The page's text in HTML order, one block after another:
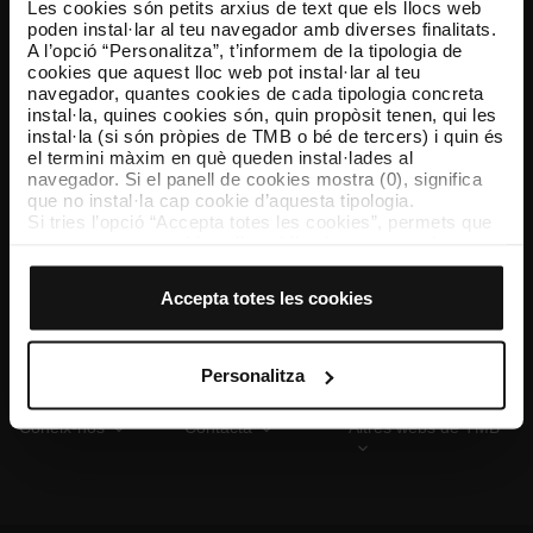
Les cookies són petits arxius de text que els llocs web
poden instal·lar al teu navegador amb diverses finalitats.
A l’opció “Personalitza”, t’informem de la tipologia de
cookies que aquest lloc web pot instal·lar al teu
navegador, quantes cookies de cada tipologia concreta
instal·la, quines cookies són, quin propòsit tenen, qui les
instal·la (si són pròpies de TMB o bé de tercers) i quin és
el termini màxim en què queden instal·lades al
navegador. Si el panell de cookies mostra (0), significa
que no instal·la cap cookie d’aquesta tipologia.
Si tries l’opció “Accepta totes les cookies”, permets que
El selector que es troba a la dreta de cada tipologia de
cookies d’aquella classe.
Un cop hagis marcat les teves preferències, has de fer
clic sobre “Selecciona i configura”. Així, s’instal·laran
només les cookies de la tipologia que hagis seleccionat
personalització, perquè permeten recordar les teves
opcions de navegació (com ara l’idioma) i milloren la teva
Accepta totes les cookies
Personalitza
TMB App
Descarrega’t TMB App i compra els teus bitllets
App Store Google Play
Coneix-nos Contacta Altres webs de TMB